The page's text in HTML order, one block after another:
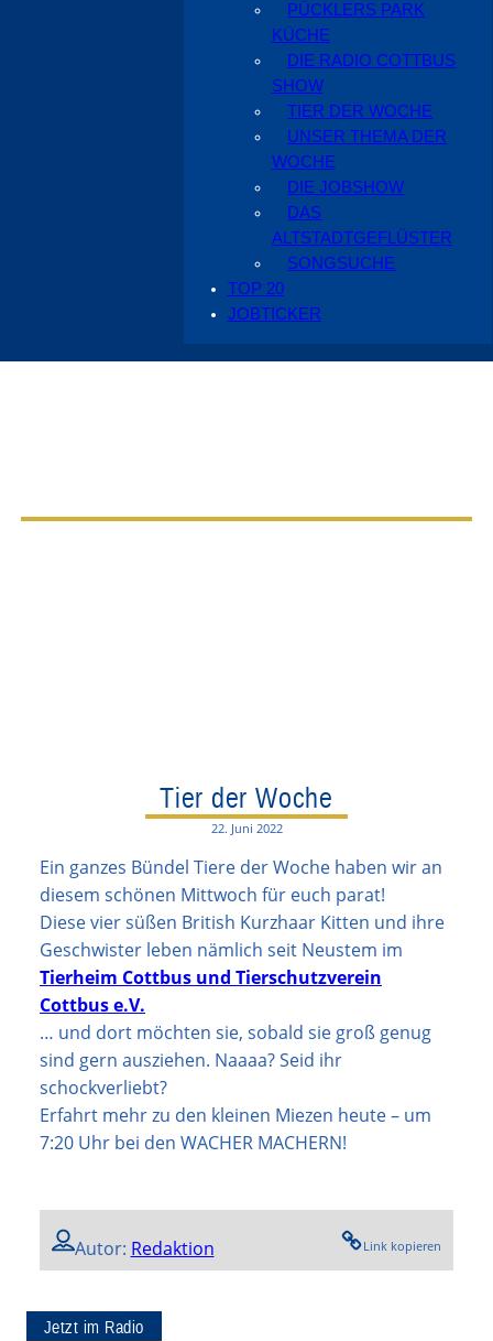
PÜCKLERS PARK
KÜCHE
DIE RADIO COTTBUS
SHOW
TIER DER WOCHE
UNSER THEMA DER
WOCHE
DIE JOBSHOW
DAS
ALTSTADTGEFLÜSTER
SONGSUCHE
TOP 20
JOBTICKER
Tier der Woche
22. Juni 2022
Ein ganzes Bündel Tiere der Woche haben wir an
diesem schönen Mittwoch für euch parat!
Diese vier süßen British Kurzhaar Kitten und ihre
Geschwister leben nämlich seit Neustem im
Tierheim Cottbus und Tierschutzverein
Cottbus e.V.
… und dort möchten sie, sobald sie groß genug
sind gern ausziehen. Naaaa? Seid ihr
schockverliebt?
Erfahrt mehr zu den kleinen Miezen heute – um
7:20 Uhr bei den WACHER MACHERN!
Autor: Redaktion Link kopieren
Jetzt im Radio